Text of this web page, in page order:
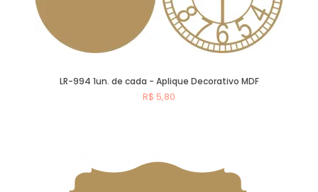
LR-994 1un. de cada - Aplique Decorativo MDF
R$ 5,80